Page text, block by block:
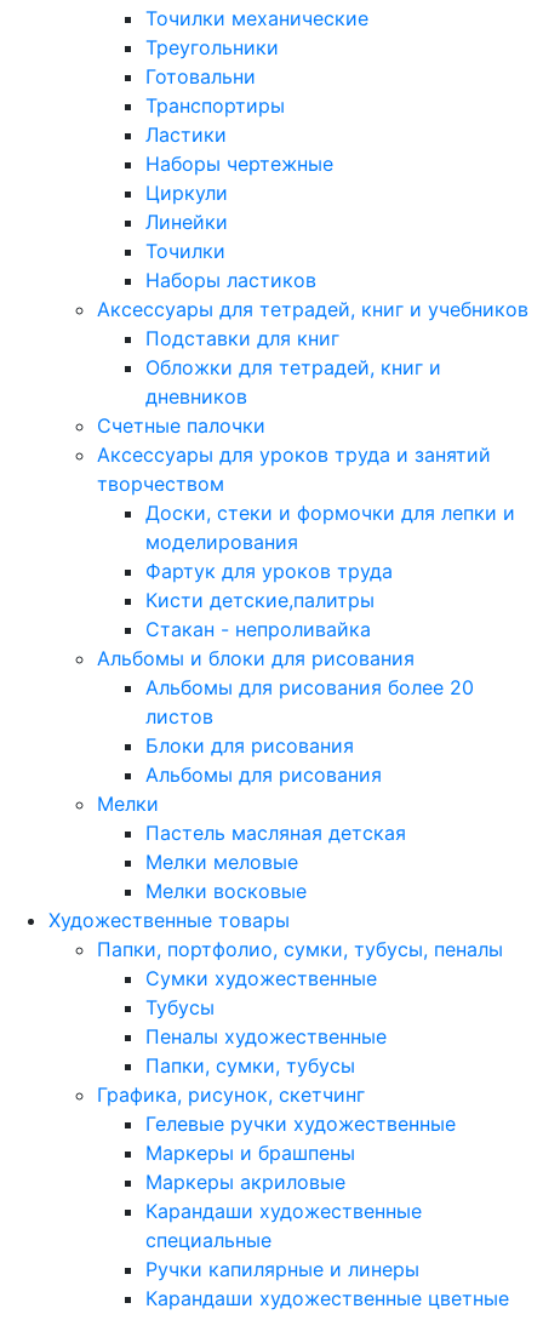
Точилки механические
Треугольники
Готовальни
Транспортиры
Ластики
Наборы чертежные
Циркули
Линейки
Точилки
Наборы ластиков
Аксессуары для тетрадей, книг и учебников
Подставки для книг
Обложки для тетрадей, книг и
дневников
Счетные палочки
Аксессуары для уроков труда и занятий
творчеством
Доски, стеки и формочки для лепки и
моделирования
Фартук для уроков труда
Кисти детские,палитры
Стакан - непроливайка
Альбомы и блоки для рисования
Альбомы для рисования более 20
листов
Блоки для рисования
Альбомы для рисования
Мелки
Пастель масляная детская
Мелки меловые
Мелки восковые
Художественные товары
Папки, портфолио, сумки, тубусы, пеналы
Сумки художественные
Тубусы
Пеналы художественные
Папки, сумки, тубусы
Графика, рисунок, скетчинг
Гелевые ручки художественные
Маркеры и брашпены
Маркеры акриловые
Карандаши художественные
специальные
Ручки капилярные и линеры
Карандаши художественные цветные